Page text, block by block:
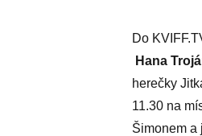
Do
Hana
herečky
11.30 na
Šimonem a